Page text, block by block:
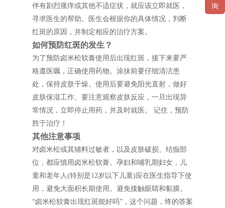
伴有剧烈瘙痒或其他不适症状，就应该立即就医，
寻求医生的帮助。医生会根据你的具体情况，判断
红斑的原因，并制定相应的治疗方案。
如何预防红斑的发生？
为了预防卤米松软膏使用后出现红斑，接下来要严
格遵医嘱，正确使用药物。涂抹前要仔细清洁患
处，保持皮肤干燥。使用后要避免阳光直射，做好
皮肤保湿工作。要注意观察皮肤反应，一旦出现异
常情况，立即停止用药，并及时就医。 记住，预防
胜于治疗！
其他注意事项
对卤米松或其辅料过敏者，以及皮肤破损、结痂部
位，都应慎用卤米松软膏。孕妇和哺乳期妇女，儿
童和老年人(特别是12岁以下儿童)应在医生指导下使
用，避免大面积长期使用。避免接触眼睛和黏膜。
“卤米松软膏出现红斑能好吗”，这个问题，终的答案
询